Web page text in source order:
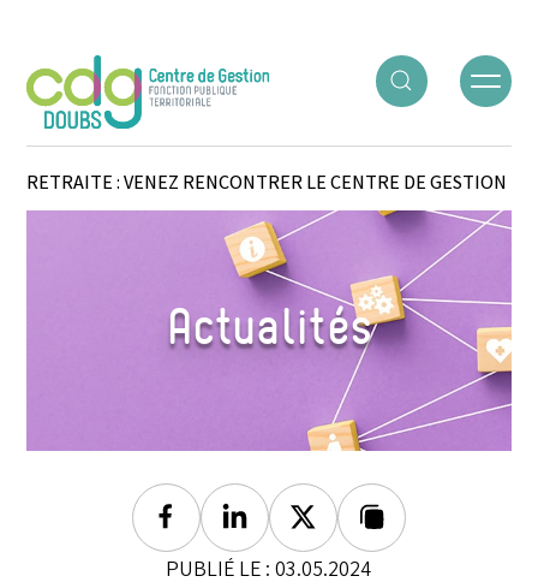
ACCUEIL○ACTUALITÉS○PRÉPARER ET BIEN VIVRE SA
RETRAITE : VENEZ RENCONTRER LE CENTRE DE GESTION
Actualités
FacebookLinkedinTwitterLien copié
PUBLIÉ LE : 03.05.2024